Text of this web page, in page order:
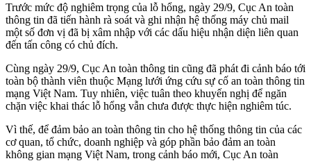
Trước mức độ nghiêm trọng của lỗ hổng, ngày 29/9, Cục An toàn
thông tin đã tiến hành rà soát và ghi nhận hệ thống máy chủ mail
một số đơn vị đã bị xâm nhập với các dấu hiệu nhận diện liên quan
đến tấn công có chủ đích.
Cùng ngày 29/9, Cục An toàn thông tin cũng đã phát đi cảnh báo tới
toàn bộ thành viên thuộc Mạng lưới ứng cứu sự cố an toàn thông tin
mạng Việt Nam. Tuy nhiên, việc tuân theo khuyến nghị để ngăn
chặn việc khai thác lỗ hổng vẫn chưa được thực hiện nghiêm túc.
Vì thế, để đảm bảo an toàn thông tin cho hệ thống thông tin của các
cơ quan, tổ chức, doanh nghiệp và góp phần bảo đảm an toàn
không gian mạng Việt Nam, trong cảnh báo mới, Cục An toàn